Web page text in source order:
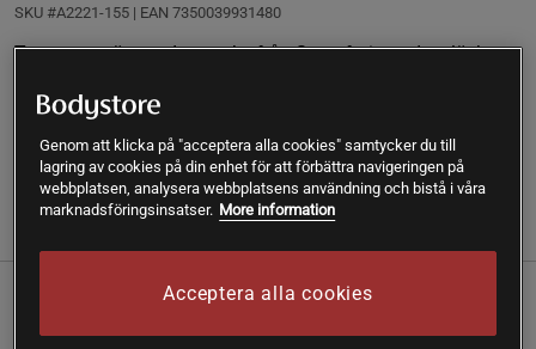
SKU #A2221-155 | EAN 7350039931480
Testa ett spännande snacks från Superfruit med en läckert
både magnesium och fiber.
Läs mer
Testa ett spännande snacks med en läckert nötig och söt
smak. Dessa ekologiska godsaker är rika på både
Genom att klicka på "acceptera alla cookies" samtycker du till
lagring av cookies på din enhet för att förbättra navigeringen på
webbplatsen, analysera webbplatsens användning och bistå i våra
marknadsföringsinsatser. More information
Acceptera alla cookies